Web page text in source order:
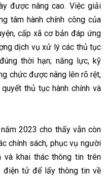
được nâng cao. Việc giải
tâm hành chính công của
cấp xã cơ bản đáp ứng
dịch vụ xử lý các thủ tục
thời hạn; năng lực, kỹ
chức được nâng lên rõ rệt,
thủ tục hành chính và
2023 cho thấy vẫn còn
chính sách, phục vụ người
và khai thác thông tin trên
điện tử để lấy thông tin về